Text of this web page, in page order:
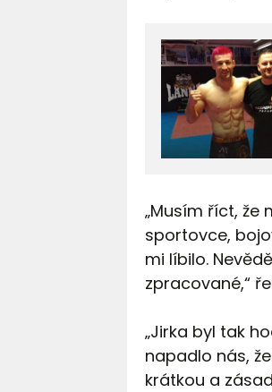
„Musím říct, že
sportovce,
mi líbilo.
zpracované,“
„Jirka byl tak
napadlo nás,
krátkou a